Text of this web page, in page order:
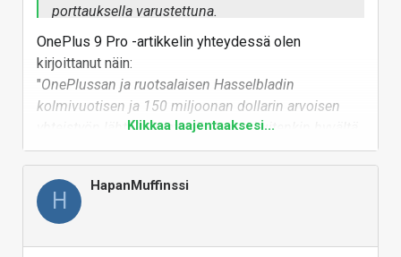
porttauksella varustettuna.
Zeissin T* pinnoitus joissain
kiinariluurioptiikoissa ei ole mikään vitsi.
Parempi maksimoida ennen softaparannuksia
kaikki mitä suinkin voi jos ny kamerasetuppia
tuunataan ja horistaan selkeydestä ja/tai
realismista.
OnePlus 9 Pro -artikkelin yhteydessä olen
kirjoittanut näin:
"OnePlussan ja ruotsalaisen Hasselbladin
kolmivuotisen ja 150 miljoonan dollarin arvoisen
yhteistyön lähtökohdat vaikuttavat kuitenkin hyvältä,
sillä yritykset ovat kertoneet melko tarkkaan mihin
osa-alueisiin yhteistyön merkeissä on OnePlus 9 -
mallistossa paneuduttu. Ensinnäkin Hasselbladin
asiantuntemusta on OnePlussan mukaan
Klikkaa laajentaaksesi...
H
HapanMuffinssi